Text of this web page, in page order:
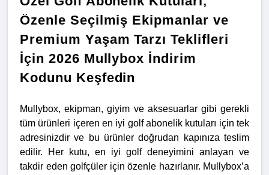
Özenle Seçilmiş Ekipmanlar ve
Premium Yaşam Tarzı Teklifleri
İçin 2026 Mullybox İndirim
Kodunu Keşfedin
Mullybox, ekipman, giyim ve aksesuarlar gibi gerekli
tüm ürünleri içeren en iyi golf abonelik kutuları için tek
adresinizdir ve bu ürünler doğrudan kapınıza teslim
edilir. Her kutu, en iyi golf deneyimini anlayan ve
takdir eden golfçüler için özenle hazırlanır. Mullybox’a